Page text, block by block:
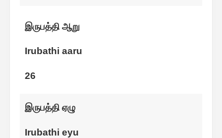
இருபத்தி ஆறு
Irubathi aaru
26
இருபத்தி ஏழு
Irubathi eyu